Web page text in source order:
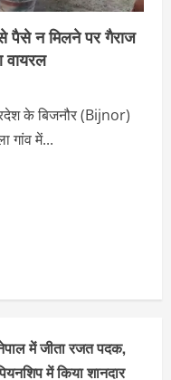
पैसे न मिलने पर गैराज
वायरल
के बिजनौर (Bijnor)
गांव में...
में जीता रजत पदक,
में किया शानदार